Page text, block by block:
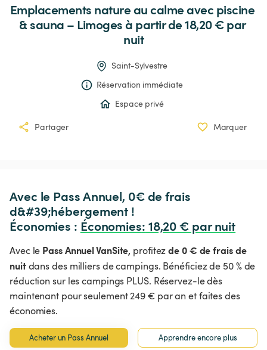
Emplacements natureaucalmeavec piscine
& sauna – Limoges à partir de 18,20 € par
nuit
Saint-Sylvestre
Réservation immédiate
Espace privé
Partager Marquer
Avec le Pass Annuel, 0€ de frais
d&#39;hébergement !
Économies : Économies: 18,20 € par nuit
Avec le Pass Annuel VanSite, profitezde 0 € de frais de
nuitdans des milliers de campings. Bénéficiez de 50 % de
réduction sur les campings PLUS. Réservez-le dès
maintenant pour seulement 249 € par an et faites des
économies.
Acheter un Pass Annuel Apprendre encore plus